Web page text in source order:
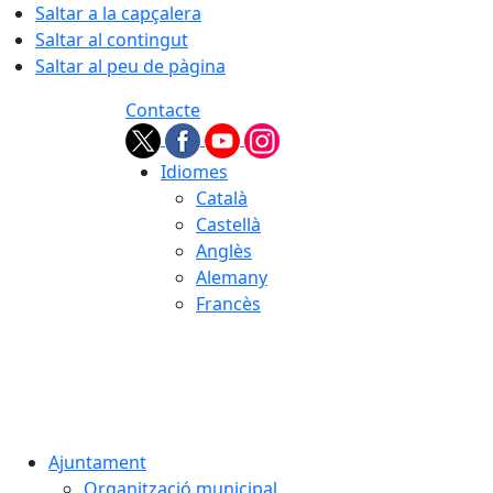
Saltar a la capçalera
Saltar al contingut
Saltar al peu de pàgina
Contacte
Idiomes
Català
Castellà
Anglès
Alemany
Francès
Ajuntament